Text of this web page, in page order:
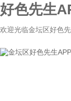
好色先生
欢迎光临金坛区好色先